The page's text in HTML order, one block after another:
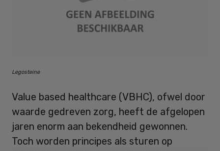
Legosteine
Value based healthcare (VBHC), ofwel door
waarde gedreven zorg, heeft de afgelopen
jaren enorm aan bekendheid gewonnen.
Toch worden principes als sturen op